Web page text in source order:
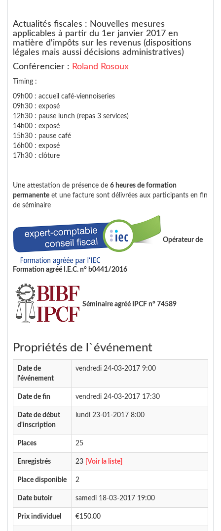
Actualités fiscales : Nouvelles mesures
applicables à partir du 1er janvier 2017 en
matière d'impôts sur les revenus (dispositions
légales mais aussi décisions administratives)
Conférencier : Roland Rosoux
Timing :
09h00 : accueil café-viennoiseries
09h30 : exposé
12h30 : pause lunch (repas 3 services)
14h00 : exposé
15h30 : pause café
16h00 : exposé
17h30 : clôture
Une attestation de présence de 6 heures de formation
permanente et une facture sont délivrées aux participants en fin
de séminaire
Opérateur de
Formation agréé I.E.C. n° b0441/2016
Séminaire agréé IPCF n° 74589
Propriétés de l`événement
Date de
l'événement
vendredi 24-03-2017 9:00
Date de fin vendredi 24-03-2017 17:30
Date de début
d'inscription
lundi 23-01-2017 8:00
Places 25
Enregistrés 23 [Voir la liste]
Place disponible 2
Date butoir samedi 18-03-2017 19:00
Prix individuel €150.00